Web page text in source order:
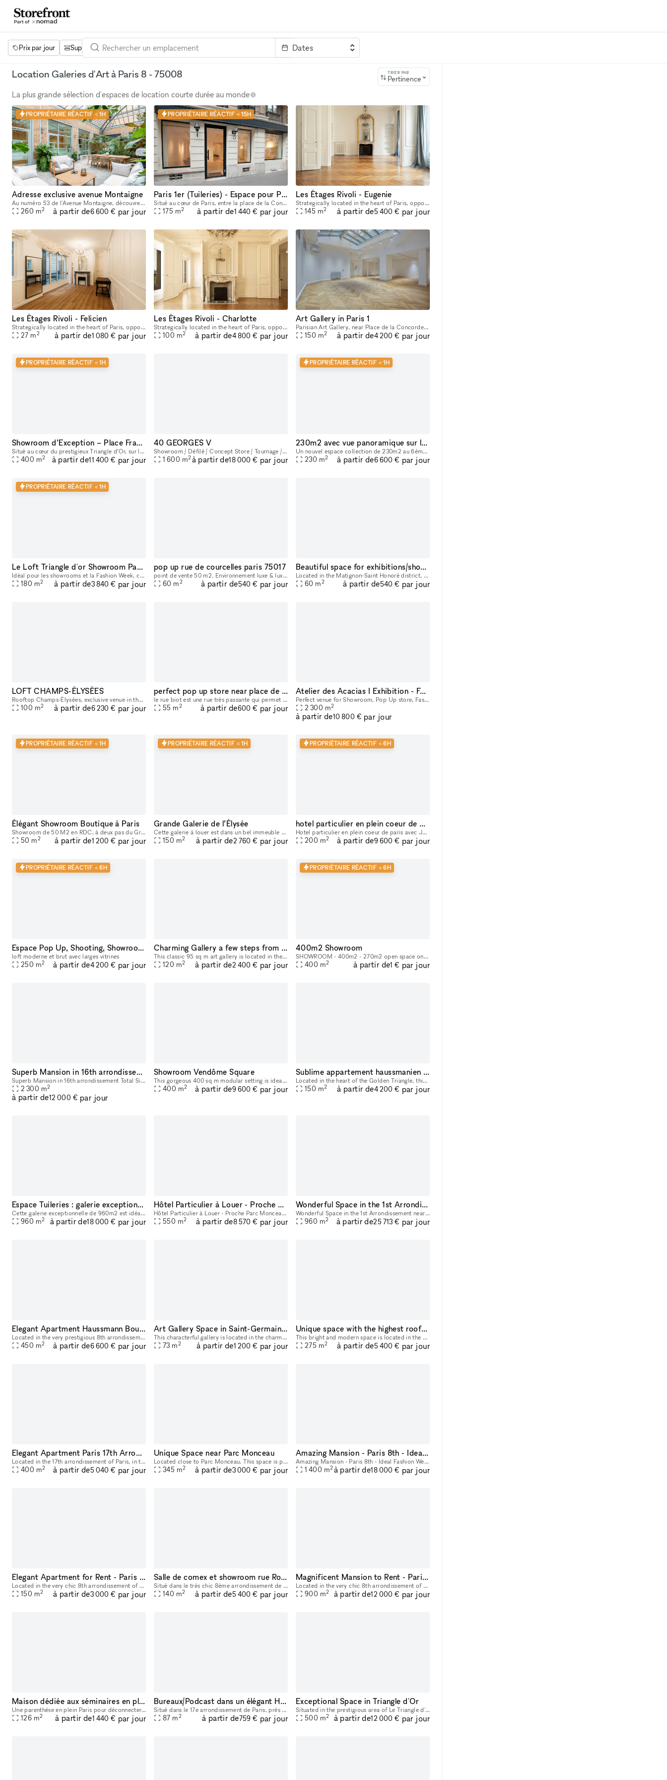
Dates
Prix par jour Superficie Projets Équipements
Location Galeries d'Art à Paris 8 - 75008 TRIER PAR
Pertinence
La plus grande sélection d'espaces de location courte durée au monde
PROPRIÉTAIRE RÉACTIF < 1H
Adresse exclusive avenue Montaigne
Au numéro 53 de l'Avenue Montaigne, découvrez un lieu unique de 200 m2 et sa terrasse arborée de 60m2, à l'abri de tous les regards, sous une magnifique verrière dans un écrin de verdure tropicale.
260 m2 à partir de6 600 € par jour
PROPRIÉTAIRE RÉACTIF < 15H
Paris 1er (Tuileries) - Espace pour Pop Up - Galerie (140 m2 + Sous sol 35 m2)
Situé au cœur de Paris, entre la place de la Concorde, les jardins des Tuileries et ses Fashion Week, la Place Vendôme et le Faubourg St Honoré, l’espace dispose d’une adresse unique à côté des hôtel
175 m2 à partir de1 440 € par jour
Les Étages Rivoli - Eugenie
Strategically located in the heart of Paris, opposite the Jardin des Tuileries and two steps away from Place Vendôme and Place de la Concorde, the showroom features the style and charm of a typically
145 m2 à partir de5 400 € par jour
Les Étages Rivoli - Felicien
Strategically located in the heart of Paris, opposite the Jardin des Tuileries and two steps away from Place Vendôme and Place de la Concorde, the space features the charm of a cozy Parisian appartme
27 m2 à partir de1 080 € par jour
Les Étages Rivoli - Charlotte
Strategically located in the heart of Paris, opposite the Jardin des Tuileries and two steps away from Place Vendôme and Place de la Concorde, the showroom features the charm of a cozy Parisian appar
100 m2 à partir de4 800 € par jour
Art Gallery in Paris 1
Parisian Art Gallery, near Place de la Concorde and Jardin des Tuileries, ideal for showrooms, photo shoots or exhibitions. With an area of 150m².
150 m2 à partir de4 200 € par jour
PROPRIÉTAIRE RÉACTIF < 1H
Showroom d’Exception – Place François 1er, Paris VIII
Situé au cœur du prestigieux Triangle d’Or, sur la très recherchée Place François 1er, cet espace exceptionnel de 400 m² au 2ᵉ étage bénéficie d’un emplacement premium à quelques pas seulement de la
400 m2 à partir de11 400 € par jour
40 GEORGES V
Showroom / Défilé / Concept Store / Tournage / Shooting / Soirée d’entreprise
1 600 m2 à partir de18 000 € par jour
PROPRIÉTAIRE RÉACTIF < 1H
230m2 avec vue panoramique sur les toits de Paris
Un nouvel espace collection de 230m2 au 6ème et dernier étage d’un immeuble dans le 8ème arrondissement de Paris, au cœur du quartier d’affaires de Saint-Lazare. Entièrement vitré, il domine le paysa
230 m2 à partir de6 600 € par jour
PROPRIÉTAIRE RÉACTIF < 1H
Le Loft Triangle d'or Showroom Paris 8 Champs-Elysée
Idéal pour les showrooms et la Fashion Week, ce lieu d’exception dispose d’un espace principal spectaculaire d’environ 180 m² avec 4 mètres de hauteur sous plafond. Ses volumes impressionnants et sa
180 m2 à partir de3 840 € par jour
pop up rue de courcelles paris 75017
point de vente 50 m2. Environnement luxe & luxe abordable : Sandro , De fursac ,fusalp, la bagagerie , Paraboots , weston, church's , berenice , Faguo, MAGE ....
60 m2 à partir de540 € par jour
Beautiful space for exhibitions/showroom in Paris near Matignon - Champs Elysées
Located in the Matignon-Saint Honoré district, just a stone's throw from Place Beauvau, Avenue Matignon, the Elysées and the Hôtel Bristol, this space is available for temporary rental to organise yo
60 m2 à partir de540 € par jour
LOFT CHAMPS-ÉLYSÉES
Rooftop Champs-Élysées, exclusive venue in the heart of Paris Perfect venue for Showroom, Pop Up store, Fashion show, Exhibition
100 m2 à partir de6 230 € par jour
perfect pop up store near place de Clichy 18 rue biot
le rue biot est une rue très passante qui permet d'irriguer le quartier batignolles, rue des dames... depuis le metro place de clichy nombreux cafés et restaurants salle de spectacle à proximité cli
55 m2 à partir de600 € par jour
Atelier des Acacias I Exhibition - Fashion Show - Advertising - Entertainment
Perfect venue for Showroom, Pop Up store, Fashion show, Exhibition
2 300 m2
à partir de10 800 € par jour
PROPRIÉTAIRE RÉACTIF < 1H
Élégant Showroom Boutique à Paris
Showroom de 50 M2 en RDC, à deux pas du Grand Palais.
50 m2 à partir de1 200 € par jour
PROPRIÉTAIRE RÉACTIF < 1H
Grande Galerie de l’Élysée
Cette galerie à louer est dans un bel immeuble haussmannien du quartier chic de Miromesnil, à côté de la station éponyme. Elle se trouve à l’entrée d’un petit passage menant vers une cour intérieure.
150 m2 à partir de2 760 € par jour
PROPRIÉTAIRE RÉACTIF < 6H
hotel particulier en plein coeur de Paris avec Jardin
Hotel particulier en plein coeur de paris avec Jardin.
200 m2 à partir de9 600 € par jour
PROPRIÉTAIRE RÉACTIF < 6H
Espace Pop Up, Shooting, Showroom, Galerie
loft moderne et brut avec larges vitrines
250 m2 à partir de4 200 € par jour
Charming Gallery a few steps from the Champs-Elysées
This classic 95 sq m art gallery is located in the upmarket area of Champs Elysées close to Miromesnil, it is perfect for Pop-Up Stores, Art Exhibitions, Product Launches, Private Events and High-End
120 m2 à partir de2 400 € par jour
PROPRIÉTAIRE RÉACTIF < 6H
400m2 Showroom
SHOWROOM - 400m2 - 270m2 open space on ground floor and an 130m2 open space on level -1. - White walls, white floors and large portal windows opening up to an small inner garden. - WC - Kitchenette
400 m2 à partir de1 € par jour
Superb Mansion in 16th arrondissement
Superb Mansion in 16th arrondissement Total Size of 2,300 sqm on 5 floors. Basement used as a parking but can be modified
2 300 m2
à partir de12 000 € par jour
Showroom Vendôme Square
This gorgeous 400 sq m modular setting is ideally located between Place Vendôme and the Tuileries Garden. Bathed in light, it is on the 3rd floor of a prestigious building. With a ceiling height of
400 m2 à partir de9 600 € par jour
Sublime appartement haussmanien au coeur du 8ème arrondissement
Located in the heart of the Golden Triangle, this second-floor apartment with elevator access stands out for its unique features: * 5-meter high ceilings that create an airy and bright space. * Herri
150 m2 à partir de4 200 € par jour
Espace Tuileries : galerie exceptionnelle de 960m2
Cette galerie exceptionnelle de 960m2 est idéalement située près des Tuileries. Ce lieu unique combine à la perfection un style brut et industriel avec une luminosité remarquable. Les murs bruts et
960 m2 à partir de18 000 € par jour
Hôtel Particulier à Louer - Proche Parc Monceau - Idéal Showroom Fashion Week
Hôtel Particulier à Louer - Proche Parc Monceau - Idéal Showroom Fashion Week Superficie Totale: 550 m2 Jardin: 100 m2
550 m2 à partir de8 570 € par jour
Wonderful Space in the 1st Arrondissement near Saint-Honoré
Wonderful Space in the 1st Arrondissement near Saint-Honoré Commercial unit totally new on the backyard Total Size: 960 sqm Groundfloor: 480 sqm Basement: 480 sqm Great volume, interior lift and ca
960 m2 à partir de25 713 € par jour
Elegant Apartment Haussmann Boulevard - Paris 8th
Located in the very prestigious 8th arrondissement of Paris, near Boulevard Haussmann, this reception apartment is ideal for a Showroom, a Corporate Event, or a Filming. On a high floor, it has a be
450 m2 à partir de6 600 € par jour
Art Gallery Space in Saint-Germain des Près
This characterful gallery is located in the charming, upscale neighborhood of Saint-Germain-des-Près, making it an ideal venue for artists and designers looking to host an art exhibition or showroom.
73 m2 à partir de1 200 € par jour
Unique space with the highest rooftop of the Champs-Élysées
This bright and modern space is located in the upmarket area of Champs-Élysées. This sophisticated space is an ideal venue for a Showroom, Private Event or Exclusive Sale. The venue includes the roo
275 m2 à partir de5 400 € par jour
Elegant Apartment Paris 17th Arrondissement - Monceau Area
Located in the 17th arrondissement of Paris, in the immediate vicinity of Parc Monceau, this elegant apartment is ideal for a Corporate Event, a Showroom, or a Filming. On a high floor, it has an ar
400 m2 à partir de5 040 € par jour
Unique Space near Parc Monceau
Located close to Parc Monceau. This space is perfect for brands to open an Art Event, Corporate Event or Private Sales. The interiors are modern with white walls and high ceilings giving the space a
345 m2 à partir de3 000 € par jour
Amazing Mansion - Paris 8th - Ideal Fashion Week Showroom / Events
Amazing Mansion - Paris 8th - Ideal Fashion Week Showroom / Events Total Size: 1,400 sqm 5 different floors Historical Building in Paris
1 400 m2 à partir de18 000 € par jour
Elegant Apartment for Rent - Paris 8th Arrondissement - Near Madeleine
Located in the very chic 8th arrondissement of Paris, near the Saint-Augustin district and the famous Place de la Madeleine, this reception apartment is ideal for a Photo Shoot, a Filming, a Showroom
150 m2 à partir de3 000 € par jour
Salle de comex et showroom rue Royale (8e)
Situé dans le très chic 8ème arrondissement de Paris, à proximité de la Place de la Concorde, de la Place de la Madeleine et de la très célèbre Rue Saint-Honoré, cet hôtel particulier est idéal pour
140 m2 à partir de5 400 € par jour
Magnificent Mansion to Rent - Paris 8th - Concorde/Saint-Honoré/Madeleine Area
Located in the very chic 8th arrondissement of Paris, near Place de la Concorde, Place de la Madeleine, and the very famous Rue Saint-Honoré, this private mansion is ideal for a Showroom, a Corporate
900 m2 à partir de12 000 € par jour
Maison dédiée aux séminaires en plein coeur de Paris
Une parenthèse en plein Paris pour déconnecter. Un cocon chaleureux en plein cœur du quartier populaire de Belleville qui appelle à l'authenticité. Laissez-vous surprendre par l'atmosphère intimiste
126 m2 à partir de1 440 € par jour
Bureaux/Podcast dans un élégant Hotel Particulier proche du Parc Monceau, Paris 17
Situé dans le 17e arrondissement de Paris, près du Parc Monceau, nous sommes un espace de travail haut de gamme installé dans un élégant hôtel particulier à l'architecture haussmannienne. Cet hôtel p
87 m2 à partir de759 € par jour
Exceptional Space in Triangle d'Or
Situated in the prestigious area of Le Triangle d'Or, this sublime space of 500 sqm is ideal for a Product Launch, Private Sale or Fashion Week Showroom. Housed in a classic building with a private
500 m2 à partir de12 000 € par jour